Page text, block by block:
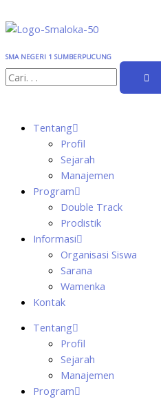
to
content
SMA NEGERI 1 SUMBERPUCUNG
Search
Tentang
Profil
Sejarah
Manajemen
Program
Double Track
Prodistik
Informasi
Organisasi Siswa
Sarana
Wamenka
Kontak
Tentang
Profil
Sejarah
Manajemen
Program